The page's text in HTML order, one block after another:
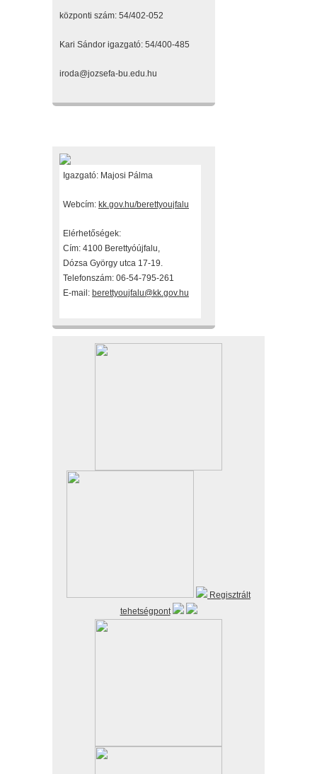
központi szám: 54/402-052
Kari Sándor igazgató: 54/400-485
iroda@jozsefa-bu.edu.hu
Igazgató: Majosi Pálma
Webcím: kk.gov.hu/berettyoujfalu
Elérhetőségek:
Cím: 4100 Berettyóújfalu,
Dózsa György utca 17-19.
Telefonszám: 06-54-795-261
E-mail: berettyoujfalu@kk.gov.hu
Regisztrált
tehetségpont